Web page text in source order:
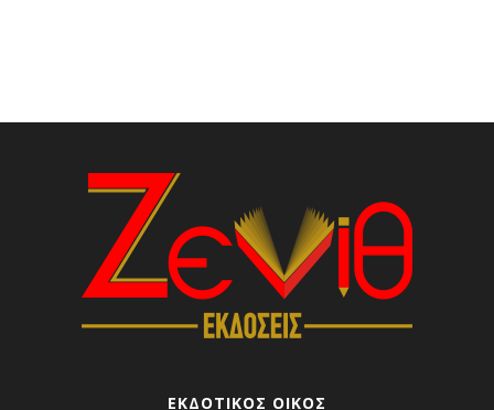
ΕΚΔΟΤΙΚΟΣ ΟΙΚΟΣ